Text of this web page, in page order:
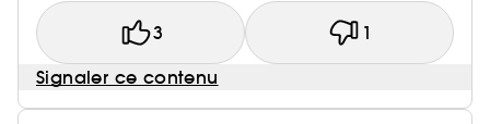
3 1
Signaler ce contenu